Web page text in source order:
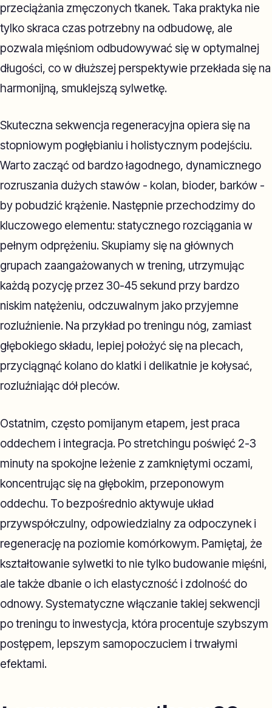
przeciążania zmęczonych tkanek. Taka praktyka nie
tylko skraca czas potrzebny na odbudowę, ale
pozwala mięśniom odbudowywać się w optymalnej
długości, co w dłuższej perspektywie przekłada się na
harmonijną, smuklejszą sylwetkę.
Skuteczna sekwencja regeneracyjna opiera się na
stopniowym pogłębianiu i holistycznym podejściu.
Warto zacząć od bardzo łagodnego, dynamicznego
rozruszania dużych stawów - kolan, bioder, barków -
by pobudzić krążenie. Następnie przechodzimy do
kluczowego elementu: statycznego rozciągania w
pełnym odprężeniu. Skupiamy się na głównych
grupach zaangażowanych w trening, utrzymując
każdą pozycję przez 30-45 sekund przy bardzo
niskim natężeniu, odczuwalnym jako przyjemne
rozluźnienie. Na przykład po treningu nóg, zamiast
głębokiego składu, lepiej położyć się na plecach,
przyciągnąć kolano do klatki i delikatnie je kołysać,
rozluźniając dół pleców.
Ostatnim, często pomijanym etapem, jest praca
oddechem i integracja. Po stretchingu poświęć 2-3
minuty na spokojne leżenie z zamkniętymi oczami,
koncentrując się na głębokim, przeponowym
oddechu. To bezpośrednio aktywuje układ
przywspółczulny, odpowiedzialny za odpoczynek i
regenerację na poziomie komórkowym. Pamiętaj, że
kształtowanie sylwetki to nie tylko budowanie mięśni,
ale także dbanie o ich elastyczność i zdolność do
odnowy. Systematyczne włączanie takiej sekwencji
po treningu to inwestycja, która procentuje szybszym
postępem, lepszym samopoczuciem i trwałymi
efektami.